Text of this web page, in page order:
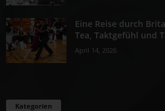
Eine Reise durch
Tea, Taktgefühl und
April 14, 2026
Kategorien